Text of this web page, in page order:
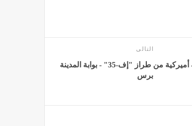
التالى
تحطم مقاتلة أميركية من طراز "إف-35" - بوابة المدينة
برس